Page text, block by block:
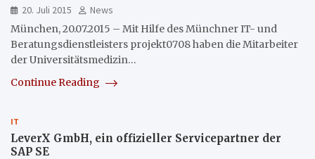
20. Juli 2015
News
München, 20.07.2015 – Mit Hilfe des Münchner IT- und
Beratungsdienstleisters projekt0708 haben die Mitarbeiter
der Universitätsmedizin…
Continue Reading
IT
LeverX GmbH, ein offizieller Servicepartner der
SAP SE